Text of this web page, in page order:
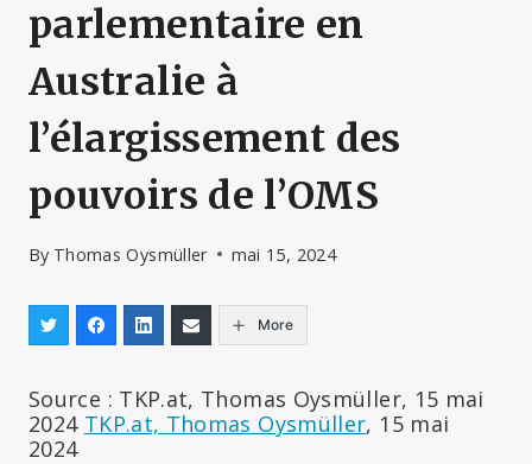
parlementaire en
Australie à
l’élargissement des
pouvoirs de l’OMS
By Thomas Oysmüller mai 15, 2024
More
Source : TKP.at, Thomas Oysmüller, 15 mai
2024 TKP.at, Thomas Oysmüller, 15 mai
2024